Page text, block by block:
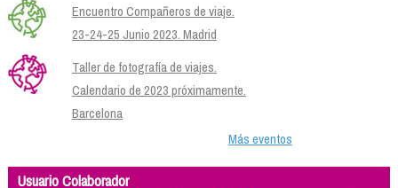
Encuentro Compañeros de viaje.
23-24-25 Junio 2023. Madrid
Taller de fotografía de viajes.
Calendario de 2023 próximamente.
Barcelona
Más eventos
Usuario Colaborador